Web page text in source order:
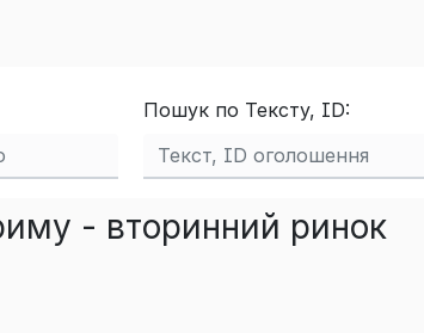
Пошук по Тексту, ID:
- вторинний ринок